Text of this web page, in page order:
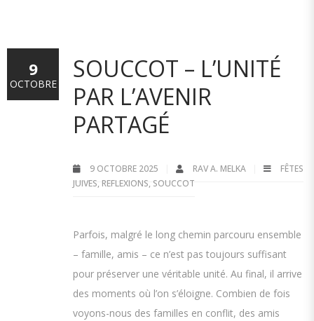
SOUCCOT – L’UNITÉ
PAR L’AVENIR
PARTAGÉ
9 OCTOBRE 2025 RAV A. MELKA
FÊTES
JUIVES, REFLEXIONS, SOUCCOT
Parfois, malgré le long chemin parcouru ensemble
– famille, amis – ce n’est pas toujours suffisant
pour préserver une véritable unité. Au final, il arrive
des moments où l’on s’éloigne. Combien de fois
voyons-nous des familles en conflit, des amis
9
OCTOBRE